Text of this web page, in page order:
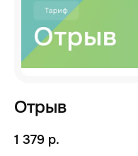
Отрыв
1 379 р.